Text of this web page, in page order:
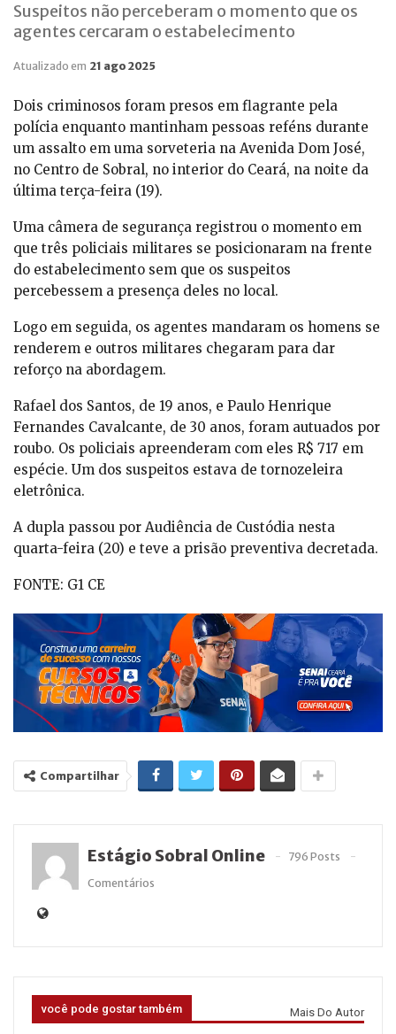
Suspeitos não perceberam o momento que os
agentes cercaram o estabelecimento
Atualizado em 21 ago 2025
Dois criminosos foram presos em flagrante pela
polícia enquanto mantinham pessoas reféns durante
um assalto em uma sorveteria na Avenida Dom José,
no Centro de Sobral, no interior do Ceará, na noite da
última terça-feira (19).
Uma câmera de segurança registrou o momento em
que três policiais militares se posicionaram na frente
do estabelecimento sem que os suspeitos
percebessem a presença deles no local.
Logo em seguida, os agentes mandaram os homens se
renderem e outros militares chegaram para dar
reforço na abordagem.
Rafael dos Santos, de 19 anos, e Paulo Henrique
Fernandes Cavalcante, de 30 anos, foram autuados por
roubo. Os policiais apreenderam com eles R$ 717 em
espécie. Um dos suspeitos estava de tornozeleira
eletrônica.
A dupla passou por Audiência de Custódia nesta
quarta-feira (20) e teve a prisão preventiva decretada.
FONTE: G1 CE
Compartilhar
Estágio Sobral Online
796 Posts
Comentários
você pode gostar também Mais Do Autor